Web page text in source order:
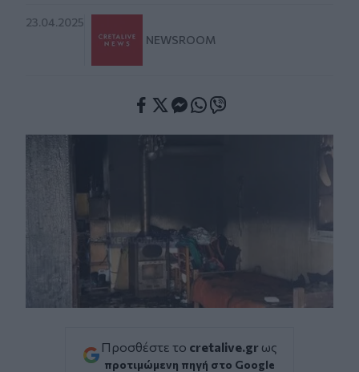
23.04.2025
NEWSROOM
Προσθέστε το cretalive.gr ως
προτιμώμενη πηγή στο Google